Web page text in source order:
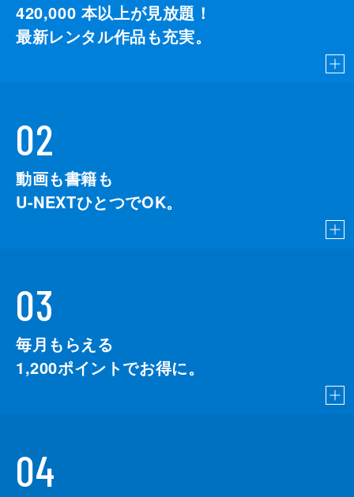
420,000 本以上が見放題！
最新レンタル作品も充実。
02
動画も書籍も
U-NEXTひとつでOK。
03
毎月もらえる
1,200ポイントでお得に。
04